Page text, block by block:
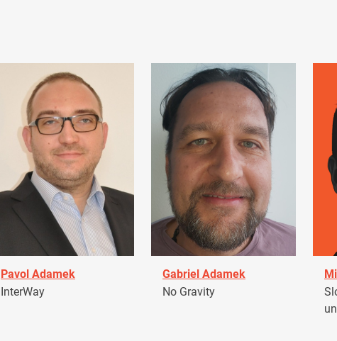
Pavol Adamek
InterWay
Gabriel Adamek
No Gravity